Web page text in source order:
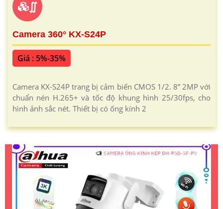
∬
Camera 360° KX-S24P
Giá : 5%-35%
Camera KX-S24P trang bị cảm biến CMOS 1/2. 8” 2MP với
chuẩn nén H.265+ và tốc độ khung hình 25/30fps, cho
hình ảnh sắc nét. Thiết bị có ống kính 2